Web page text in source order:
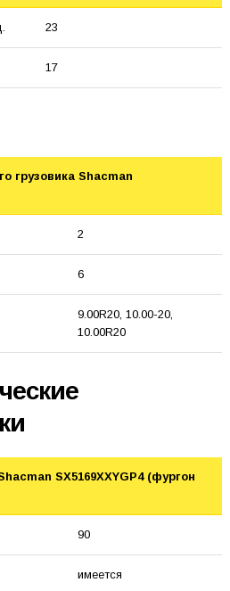
23
17
грузовика Shacman
2
6
9.00R20, 10.00-20,
10.00R20
SX5169XXYGP4 (фургон
90
имеется